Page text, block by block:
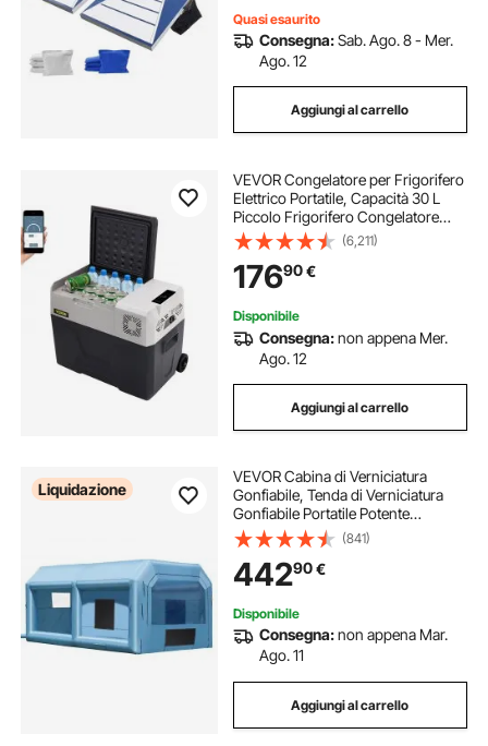
Quasi esaurito
Consegna:Sab. Ago. 8 - Mer.
Ago. 12
Aggiungi al carrello
VEVOR Congelatore per Frigorifero
Elettrico Portatile, Capacità 30 L
Piccolo Frigorifero Congelatore
37,8 x 37,5 x 61 cm Mini Frigorifero
per Auto Guida Viaggi Potenza
Totale in Ingresso 45 W
(6,211)
17690€
Disponibile
Consegna:non appena Mer.
Ago. 12
Aggiungi al carrello
Liquidazione
VEVOR Cabina di Verniciatura
Gonfiabile, Tenda di Verniciatura
Gonfiabile Portatile Potente
Ventilatore, Sistema di Filtro
dell'Aria, Verniciatura per Auto
Veicoli e Mobili 6,4 x 4,1 x 3 m, 1100
W
(841)
44290€
Disponibile
Consegna:non appena Mar.
Ago. 11
Aggiungi al carrello